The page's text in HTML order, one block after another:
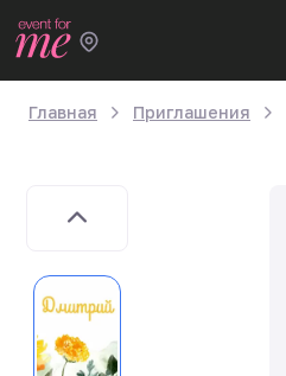
Главная Приглашения